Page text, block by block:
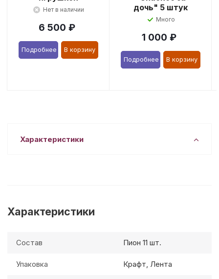
Нет в наличии
6 500 ₽
Подробнее В корзину
дочь" 5 штук
Много
1 000 ₽
Подробнее В корзину
Характеристики
Характеристики
Состав Пион 11 шт.
Упаковка Крафт, Лента